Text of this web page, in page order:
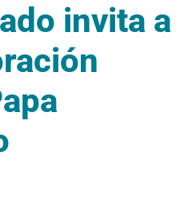
invita a